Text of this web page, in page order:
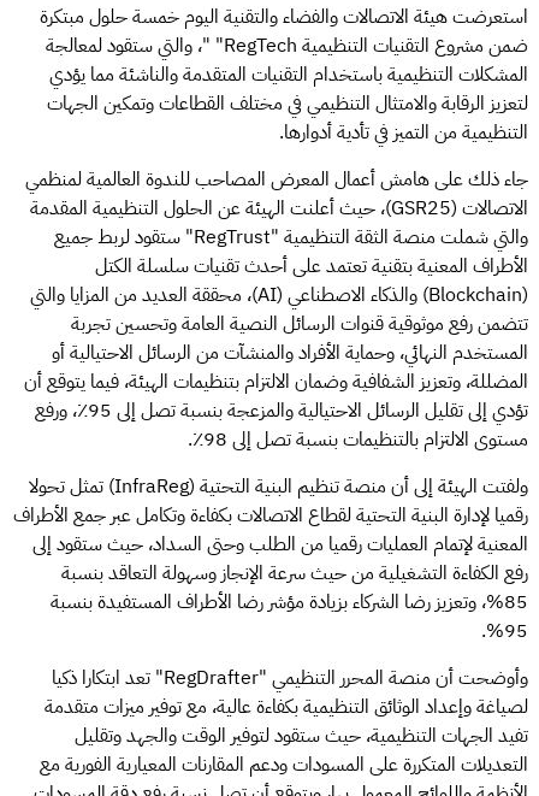
استعرضت هيئة الاتصالات والفضاء والتقنية اليوم خمسة حلول مبتكرة
ضمن مشروع التقنيات التنظيمية RegTech" "، والتي ستقود لمعالجة
المشكلات التنظيمية باستخدام التقنيات المتقدمة والناشئة مما يؤدي
لتعزيز الرقابة والامتثال التنظيمي في مختلف القطاعات وتمكين الجهات
التنظيمية من التميز في تأدية أدوارها.
جاء ذلك على هامش أعمال المعرض المصاحب للندوة العالمية لمنظمي
الاتصالات (GSR25)، حيث أعلنت الهيئة عن الحلول التنظيمية المقدمة
والتي شملت منصة الثقة التنظيمية "RegTrust" ستقود لربط جميع
الأطراف المعنية بتقنية تعتمد على أحدث تقنيات سلسلة الكتل
(Blockchain) والذكاء الاصطناعي (AI)، محققة العديد من المزايا والتي
تتضمن رفع موثوقية قنوات الرسائل النصية العامة وتحسين تجربة
المستخدم النهائي، وحماية الأفراد والمنشآت من الرسائل الاحتيالية أو
المضللة، وتعزيز الشفافية وضمان الالتزام بتنظيمات الهيئة، فيما يتوقع أن
تؤدي إلى تقليل الرسائل الاحتيالية والمزعجة بنسبة تصل إلى 95٪، ورفع
مستوى الالتزام بالتنظيمات بنسبة تصل إلى 98٪.
ولفتت الهيئة إلى أن منصة تنظيم البنية التحتية (InfraReg) تمثل تحولا
رقميا لإدارة البنية التحتية لقطاع الاتصالات بكفاءة وتكامل عبر جمع الأطراف
المعنية لإتمام العمليات رقميا من الطلب وحتى السداد، حيث ستقود إلى
رفع الكفاءة التشغيلية من حيث سرعة الإنجاز وسهولة التعاقد بنسبة
85%، وتعزيز رضا الشركاء بزيادة مؤشر رضا الأطراف المستفيدة بنسبة
95%.
وأوضحت أن منصة المحرر التنظيمي "RegDrafter" تعد ابتكارا ذكيا
لصياغة وإعداد الوثائق التنظيمية بكفاءة عالية، مع توفير ميزات متقدمة
تفيد الجهات التنظيمية، حيث ستقود لتوفير الوقت والجهد وتقليل
التعديلات المتكررة على المسودات ودعم المقارنات المعيارية الفورية مع